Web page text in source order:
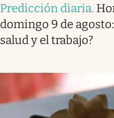
Predicción diaria.
domingo 9 de
salud y el trabajo?